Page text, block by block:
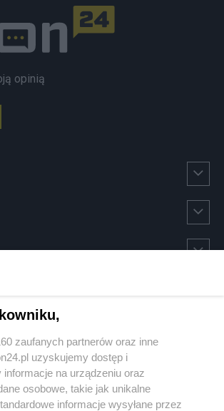
opinią
zaufanych partnerów oraz inne
uzyskujemy dostęp i
informacje na urządzeniu oraz
osobowe, takie jak unikalne
informacje wysyłane przez